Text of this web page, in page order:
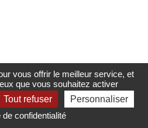
vous offrir le meilleur service, et
que vous souhaitez activer
Tout refuser
Personnaliser
de confidentialité